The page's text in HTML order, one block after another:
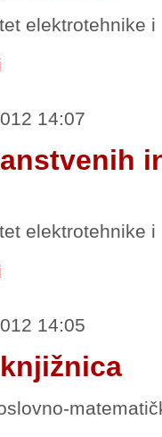
elektrotehnike
14:07
elektrotehnike
14:05